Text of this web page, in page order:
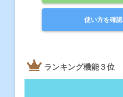
使い方を確認
ランキング機能３位